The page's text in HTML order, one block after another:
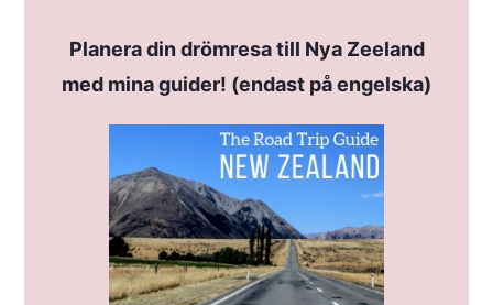
Planera din drömresa till Nya Zeeland
med mina guider! (endast på engelska)